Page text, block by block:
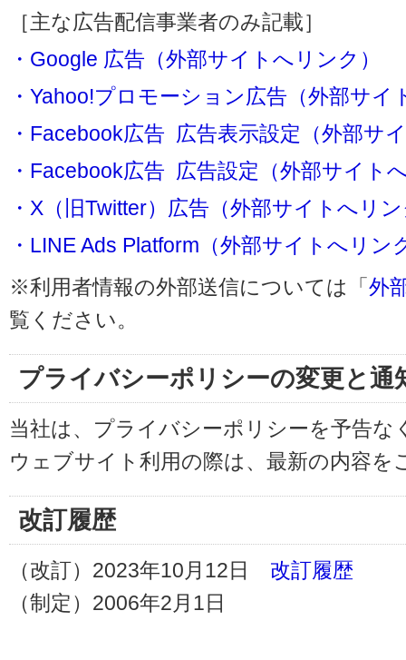
［主な広告配信事業者のみ記載］
・Google 広告（外部サイトへリンク）
・Yahoo!プロモーション広告（外部サイ
・Facebook広告 広告表示設定（外部サ
・Facebook広告 広告設定（外部サイト
・X（旧Twitter）広告（外部サイトへリ
・LINE Ads Platform（外部サイトへリン
※利用者情報の外部送信については「外
覧ください。
プライバシーポリシーの変更と通
当社は、プライバシーポリシーを予告
ウェブサイト利用の際は、最新の内容を
改訂履歴
（改訂）2023年10月12日 改訂履歴
（制定）2006年2月1日